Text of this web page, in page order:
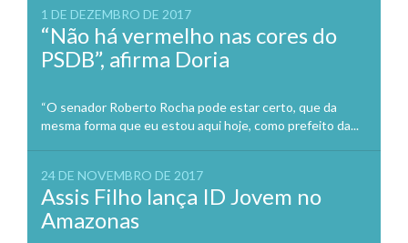
1 DE DEZEMBRO DE 2017
“Não há vermelho nas cores do
PSDB”, afirma Doria
“O senador Roberto Rocha pode estar certo, que da
mesma forma que eu estou aqui hoje, como prefeito da...
24 DE NOVEMBRO DE 2017
Assis Filho lança ID Jovem no
Amazonas